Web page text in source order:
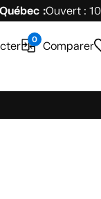
:Ouvert :
0 Comparer